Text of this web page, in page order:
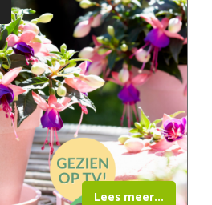
Lees meer...